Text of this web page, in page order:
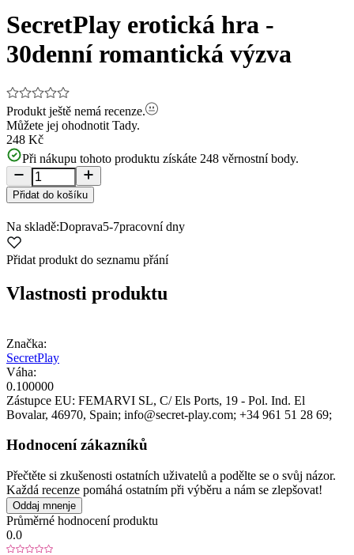
SecretPlay erotická hra -
30denní romantická výzva
Produkt ještě nemá recenze.
Můžete jej ohodnotit Tady.
248 Kč
Při nákupu tohoto produktu získáte 248 věrnostní body.
Přidat do košíku
Na skladě:Doprava5-7pracovní dny
Přidat produkt do seznamu přání
Vlastnosti produktu
Značka:
SecretPlay
Váha:
0.100000
Zástupce EU: FEMARVI SL, C/ Els Ports, 19 - Pol. Ind. El
Bovalar, 46970, Spain; info@secret-play.com; +34 961 51 28 69;
Hodnocení zákazníků
Přečtěte si zkušenosti ostatních uživatelů a podělte se o svůj názor.
Každá recenze pomáhá ostatním při výběru a nám se zlepšovat!
Oddaj mnenje
Průměrné hodnocení produktu
0.0